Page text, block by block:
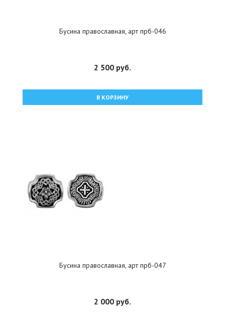
Бусина православная, арт прб-046
2 500 руб.
В КОРЗИНУ
Бусина православная, арт прб-047
2 000 руб.